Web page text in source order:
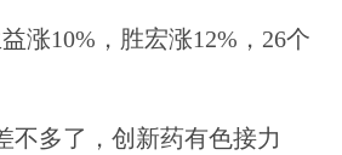
涨10%，胜宏涨12%，26个
不多了，创新药有色接力